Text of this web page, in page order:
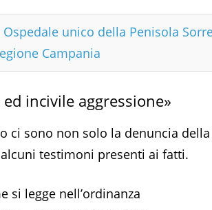
Ospedale unico della Penisola
Campania
incivile aggressione»
ci sono non solo la denuncia
testimoni presenti ai fatti.
si legge nell’ordinanza